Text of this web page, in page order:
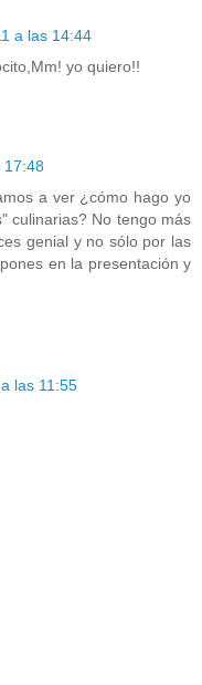
a las 14:44
yo quiero!!
17:48
a ver ¿cómo hago yo
culinarias? No tengo más
genial y no sólo por las
en la presentación y
las 11:55